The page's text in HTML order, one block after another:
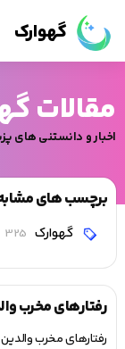
گهوارک
مقالات
اخبار و دانستنی های
برچسب های
گهوارک 325
رفتارهای مخرب
رفتارهای مخرب والدین